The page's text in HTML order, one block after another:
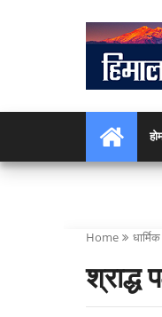
Home धार्मिक
श्राद्ध